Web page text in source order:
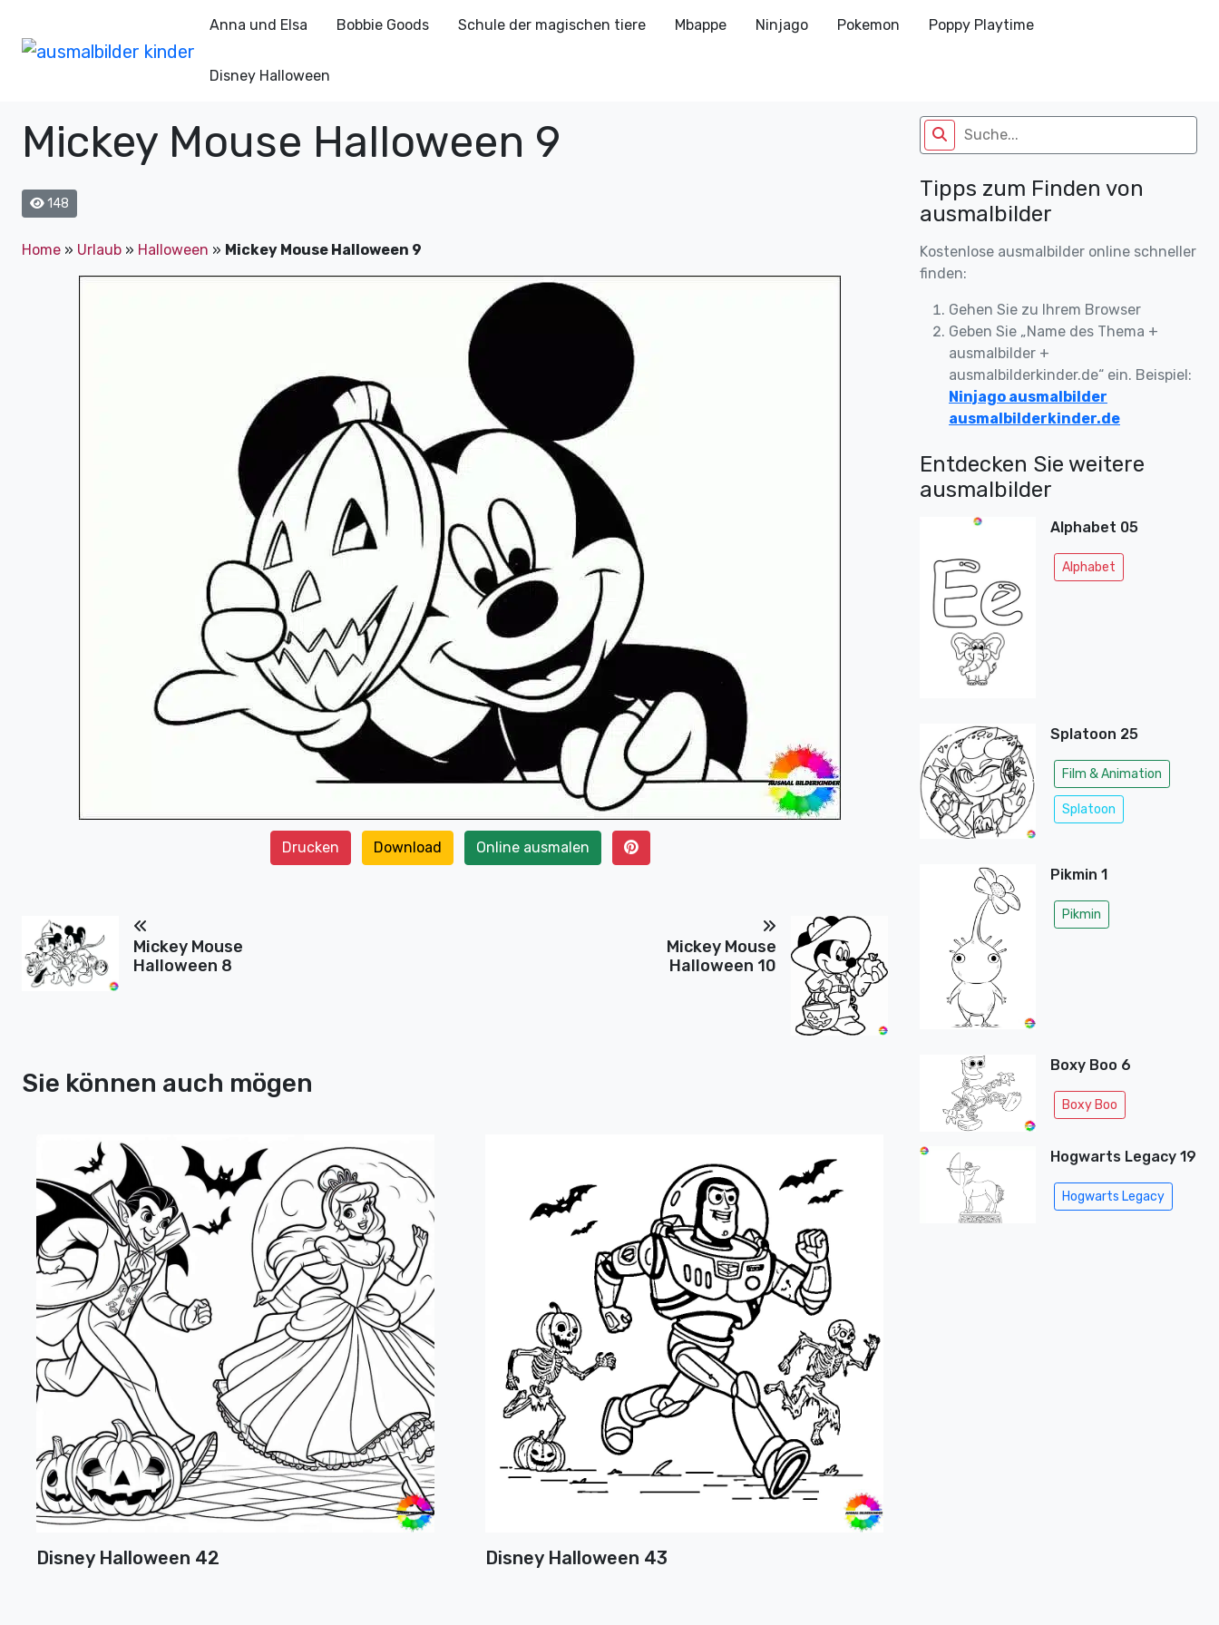
Anna und Elsa Bobbie Goods Schule der magischen tiere Mbappe Ninjago Pokemon Poppy Playtime
Disney Halloween
Mickey Mouse Halloween 9
148
Home » Urlaub » Halloween » Mickey Mouse Halloween 9
Drucken Download Online ausmalen
Mickey Mouse
Halloween 8
Mickey Mouse
Halloween 10
Sie können auch mögen
Disney Halloween 42 Disney Halloween 43
Tipps zum Finden von
ausmalbilder
Kostenlose ausmalbilder online schneller
finden:
Gehen Sie zu Ihrem Browser
Geben Sie „Name des Thema +
ausmalbilder +
ausmalbilderkinder.de“ ein. Beispiel:
Ninjago ausmalbilder
ausmalbilderkinder.de
Entdecken Sie weitere
ausmalbilder
Alphabet 05
Alphabet
Splatoon 25
Film & Animation
Splatoon
Pikmin 1
Pikmin
Boxy Boo 6
Boxy Boo
Hogwarts Legacy 19
Hogwarts Legacy